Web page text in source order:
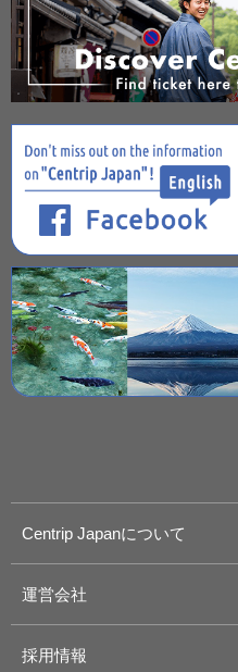
Centrip Japanについて
運営会社
採用情報